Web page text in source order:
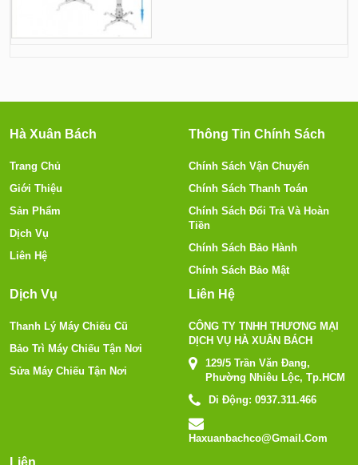
Hà Xuân Bách
Trang Chủ
Giới Thiệu
Sản Phẩm
Dịch Vụ
Liên Hệ
Thông Tin Chính Sách
Chính Sách Vận Chuyển
Chính Sách Thanh Toán
Chính Sách Đổi Trả Và Hoàn
Tiền
Chính Sách Bảo Hành
Chính Sách Bảo Mật
Dịch Vụ
Thanh Lý Máy Chiếu Cũ
Bảo Trì Máy Chiếu Tận Nơi
Sửa Máy Chiếu Tận Nơi
Liên Hệ
CÔNG TY TNHH THƯƠNG MẠI
DỊCH VỤ HÀ XUÂN BÁCH
129/5 Trần Văn Đang,
Phường Nhiêu Lộc, Tp.HCM
Di Động: 0937.311.466
Haxuanbachco@gmail.com
Liên